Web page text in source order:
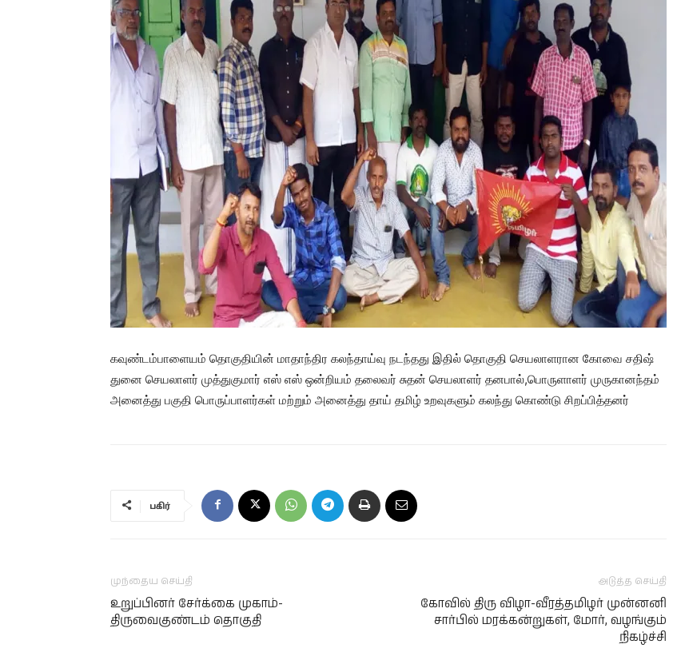
கவுண்டம்பாளையம் தொகுதியின் மாதாந்திர கலந்தாய்வு நடந்தது இதில் தொகுதி செயலாளரான கோவை சதிஷ்
துனை செயலாளர் முத்துகுமார் எஸ் எஸ் ஒன்றியம் தலைவர் சுதன் செயலாளர் தனபால்,பொருளாளர் முருகானந்தம்
அனைத்து பகுதி பொருப்பாளர்கள் மற்றும் அனைத்து தாய் தமிழ் உறவுகளும் கலந்து கொண்டு சிறப்பித்தனர்
பகிர்
முந்தைய செய்தி
உறுப்பினர் சேர்க்கை முகாம்-
திருவைகுண்டம் தொகுதி
அடுத்த செய்தி
கோவில் திரு விழா-வீரத்தமிழர் முன்னனி
சார்பில் மரக்கன்றுகள், மோர், வழங்கும்
நிகழ்ச்சி